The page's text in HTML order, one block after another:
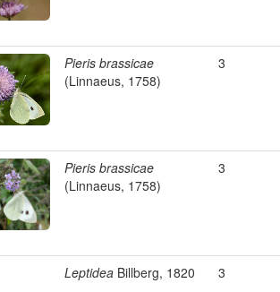
Pieris brassicae
(Linnaeus, 1758)
3
Pieris brassicae
(Linnaeus, 1758)
3
Leptidea Billberg, 1820 3